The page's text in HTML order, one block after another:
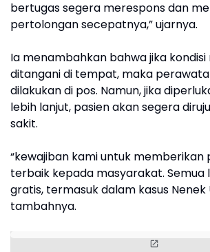
bertugas segera merespons dan
pertolongan secepatnya,” ujarnya.
Ia menambahkan bahwa jika kondisi
ditangani di tempat, maka
dilakukan di pos. Namun, jika
lebih lanjut, pasien akan segera
sakit.
“kewajiban kami untuk memberikan
terbaik kepada masyarakat. Semua
gratis, termasuk dalam kasus Nenek
tambahnya.